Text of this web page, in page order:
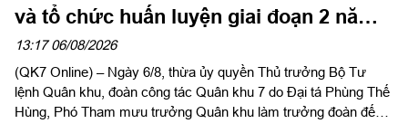
và tổ chức huấn luyện giai đoạn 2 năm
2026 tại Sư đoàn 309
13:17 06/08/2026
(QK7 Online) – Ngày 6/8, thừa ủy quyền Thủ trưởng Bộ Tư
lệnh Quân khu, đoàn công tác Quân khu 7 do Đại tá Phùng Thế
Hùng, Phó Tham mưu trưởng Quân khu làm trưởng đoàn đến